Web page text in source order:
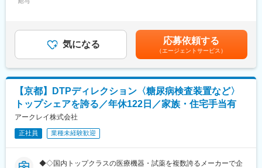
・データベース：MySQL,PostgreSQL,SQLite,SQL Server
・コード管理：GitHub
・コミュニケーション： Slack,Teams
■組織構成：
現在、正社員が５名、契約社員が２名の７名体制です。（その
他、数名の派遣社員さんにもサポートいただいています）
変更の範囲：会社の定める業務
生体内の微妙な変化をとらえて画像化する「分子イメージング」
という技術であり、医療課題の克服に幅広く力を発揮できる可能
性があります。特にPET検査はがん診療になくてはならないツー
■業務概要・やりがい
放射性医薬品の製造、品質試験、製造から出荷までの管理をお任
せします。
出荷された薬は、その日のうちに患者さんに投与され検査が行わ
れます。その検査結果は癌の早期発見につながり、迅速な治療方
針の決定に影響を及ぼします。質の高い製品を作ることでより多
くの方が救われることになる、やりがいのある仕事です。
績のターゲット100％達成の場合支給■昇給：年1回
気になる 応募依頼する
（エージェントサービス）
【京都】DTPディレクション〈糖尿病検査装置など〉
トップシェアを誇る／年休122日／家族・住宅手当有
アークレイ株式会社
正社員 業種未経験歓迎
◆◇国内トップクラスの医療機器・試薬を複数誇るメーカーで企